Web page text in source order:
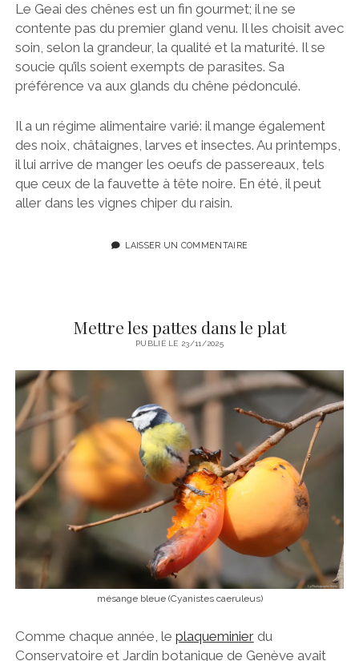
Le Geai des chênes est un fin gourmet; il ne se
contente pas du premier gland venu. Il les choisit avec
soin, selon la grandeur, la qualité et la maturité. Il se
soucie qu’ils soient exempts de parasites. Sa
préférence va aux glands du chêne pédonculé.
Il a un régime alimentaire varié: il mange également
des noix, châtaignes, larves et insectes. Au printemps,
il lui arrive de manger les oeufs de passereaux, tels
que ceux de la fauvette à tête noire. En été, il peut
aller dans les vignes chiper du raisin.
LAISSER UN COMMENTAIRE
Mettre les pattes dans le plat
PUBLIÉ LE 23/11/2025
mésange bleue (Cyanistes caeruleus)
Comme chaque année, le plaqueminierdu
Conservatoire et Jardin botanique de Genève avait